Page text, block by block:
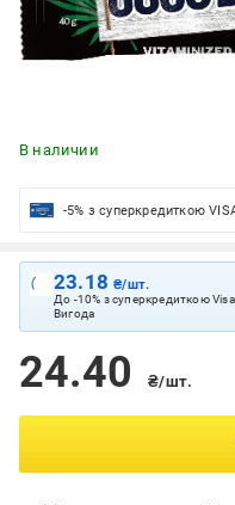
В наличии
-5% з суперкредиткою
23.18₴/шт.
До -10% з суперкредиткою Visa
Вигода
24.40 ₴/шт.